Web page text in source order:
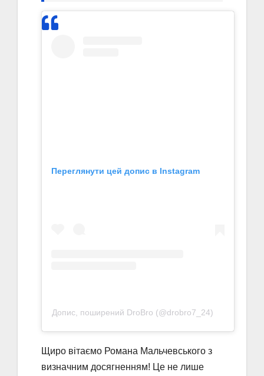
Переглянути цей допис в Instagram
Допис, поширений DroBro (@drobro7_24)
Щиро вітаємо Романа Мальчевського з
визначним досягненням! Це не лише